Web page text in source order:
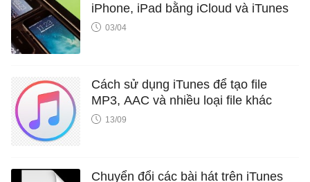
iPhone, iPad bằng iCloud và iTunes
03/04
Cách sử dụng iTunes để tạo file
MP3, AAC và nhiều loại file khác
13/09
Chuyển đổi các bài hát trên iTunes